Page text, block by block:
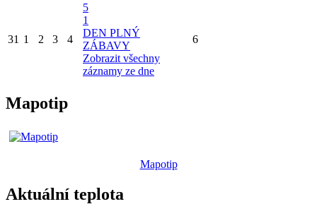
31 1 2 3 4
5
1
DEN PLNÝ
ZÁBAVY
Zobrazit všechny
záznamy ze dne
6
Mapotip
Mapotip
Aktuální teplota